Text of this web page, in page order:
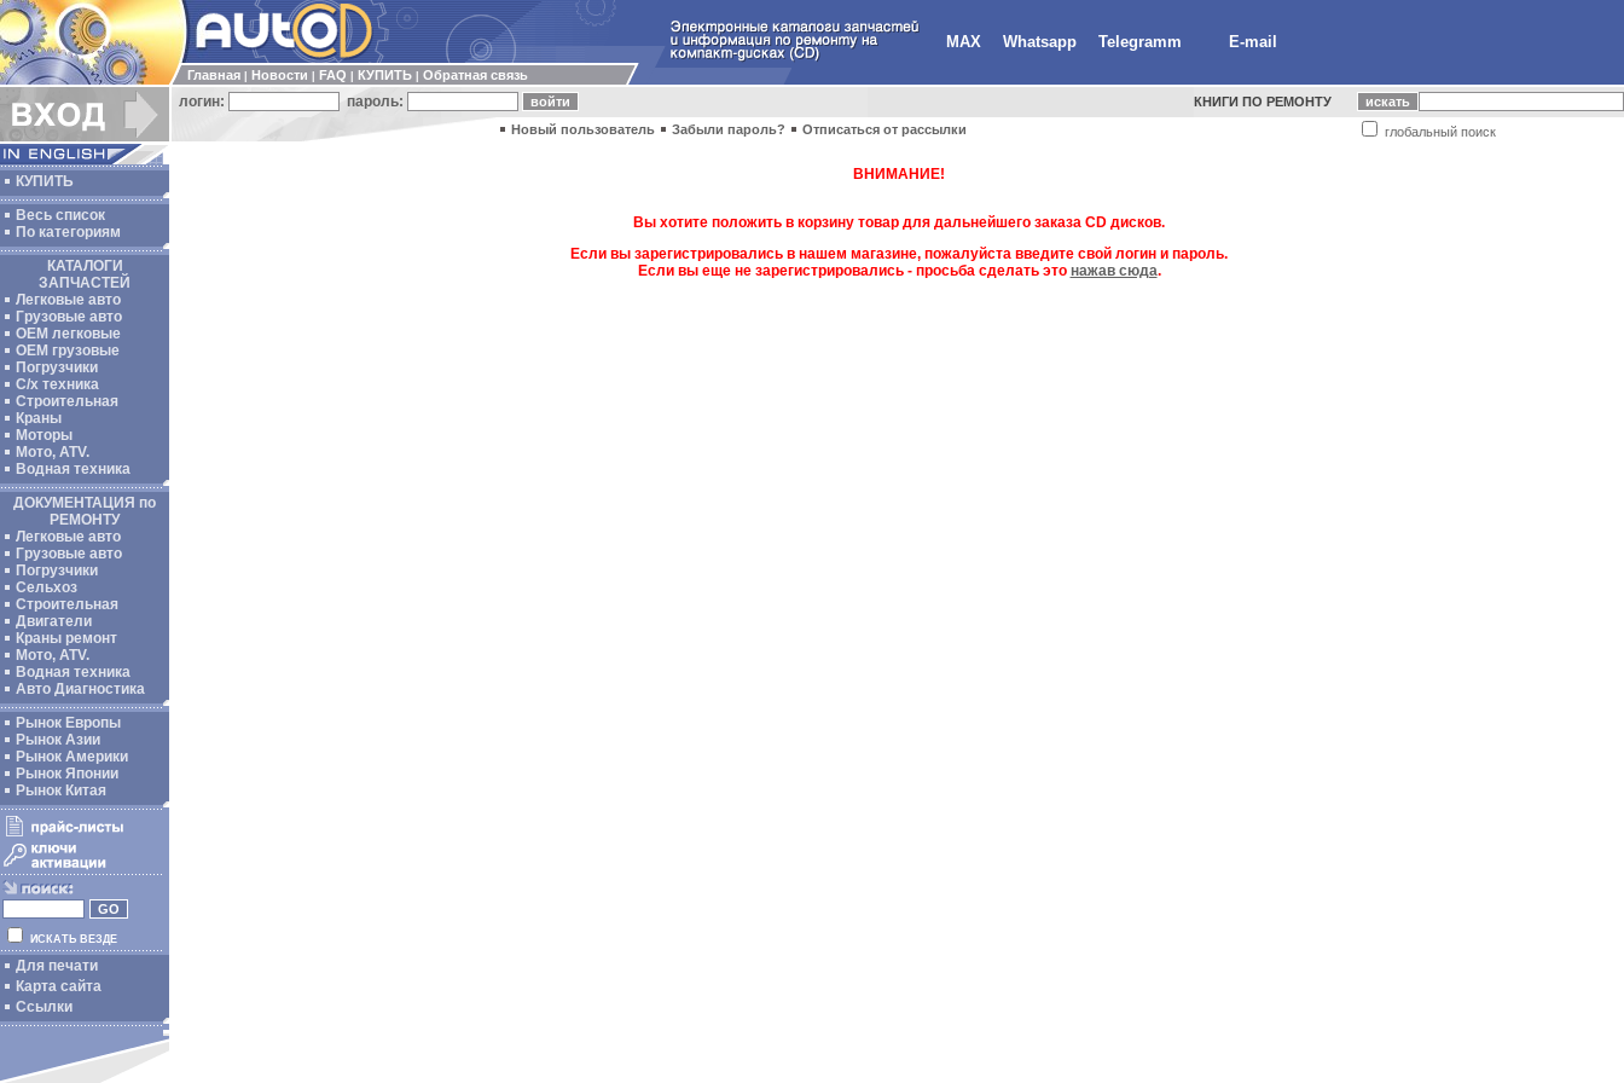
MAX Whatsapp Telegramm E-mail
Главная Новости FAQ КУПИТЬ Обратная связь
логин: пароль: КНИГИ ПО РЕМОНТУ
глобальный поиск
Новый пользователь Забыли пароль? Отписаться от рассылки
КУПИТЬ
Весь список
По категориям
КАТАЛОГИ
ЗАПЧАСТЕЙ
Легковые авто
Грузовые авто
ОЕМ легковые
OEM грузовые
Погрузчики
С/х техника
Строительная
Краны
Моторы
Мото, ATV.
Водная техника
ДОКУМЕНТАЦИЯ по
РЕМОНТУ
Легковые авто
Грузовые авто
Погрузчики
Сельхоз
Строительная
Двигатели
Краны ремонт
Мото, ATV.
Водная техника
Авто Диагностика
Рынок Европы
Рынок Азии
Рынок Америки
Рынок Японии
Рынок Китая
ИСКАТЬ ВЕЗДЕ
Для печати
Карта сайта
Ссылки
ВНИМАНИЕ!
Вы хотите положить в корзину товар для дальнейшего заказа CD дисков.
Если вы зарегистрировались в нашем магазине, пожалуйста введите свой логин и пароль.
Если вы еще не зарегистрировались - просьба сделать это нажав сюда.